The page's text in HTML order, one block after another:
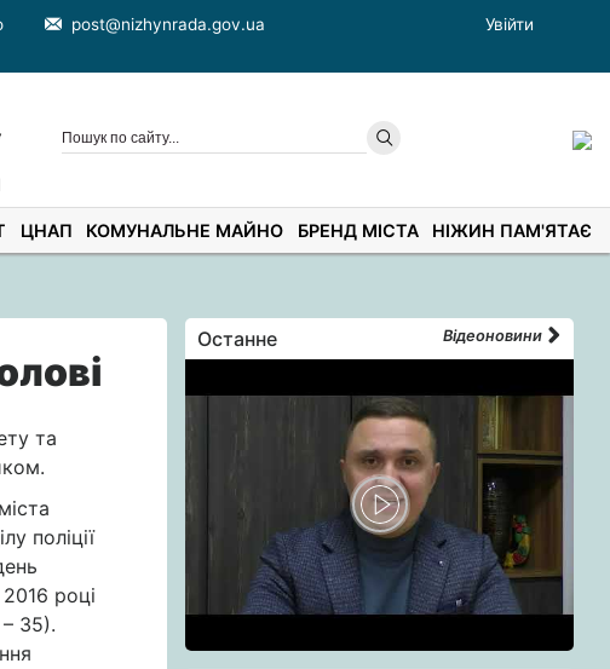
post@nizhynrada.gov.ua
Увійти
ЦНАП КОМУНАЛЬНЕ МАЙНО БРЕНД МІСТА НІЖИН ПАМ'ЯТАЄ
та
поліції
році
35).
Останне Відеоновини